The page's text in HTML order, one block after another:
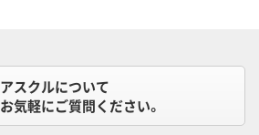
アスクルについて
お気軽にご質問ください。